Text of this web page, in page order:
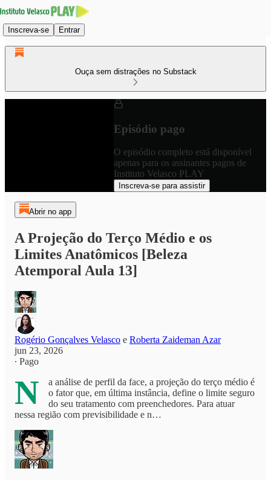
Inscreva-se Entrar
Ouça sem distrações no Substack
Episódio pago
O episódio completo está disponível
apenas para os assinantes pagos de
Instituto Velasco PLAY
Inscreva-se para assistir
Abrir no app
A Projeção do Terço Médio e os
Limites Anatômicos [Beleza
Atemporal Aula 13]
Rogério Gonçalves Velasco e Roberta Zaideman Azar
jun 23, 2026
∙ Pago
N
a análise de perfil da face, a projeção do terço médio é
o fator que, em última instância, define o limite seguro
do seu tratamento com preenchedores. Para atuar
nessa região com previsibilidade e n…